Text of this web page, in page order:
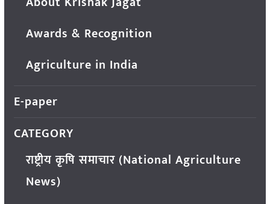
Awards & Recognition
Agriculture in India
E-paper
CATEGORY
राष्ट्रीय कृषि समाचार (National Agriculture
News)